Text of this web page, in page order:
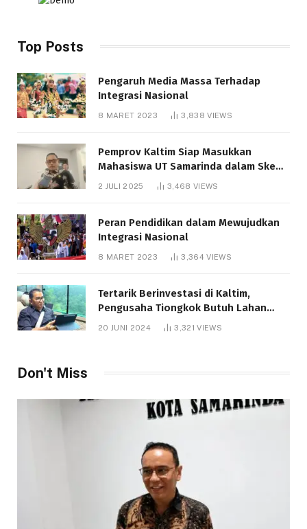
Top Posts
Pengaruh Media Massa Terhadap
Integrasi Nasional
8 MARET 2023 3,838VIEWS
Pemprov Kaltim Siap Masukkan
Mahasiswa UT Samarinda dalam Skema
Bantuan Pendidikan Gratispol
2 JULI 2025 3,468 VIEWS
Peran Pendidikan dalam Mewujudkan
Integrasi Nasional
8 MARET 2023 3,364VIEWS
Tertarik Berinvestasi di Kaltim,
Pengusaha Tiongkok Butuh Lahan
1.000 Hektare
20 JUNI 2024 3,321VIEWS
Don't Miss